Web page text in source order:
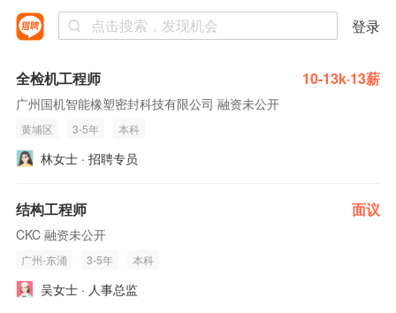
登录
全检机工程师 10-13k·13薪
广州国机智能橡塑密封科技有限公司 融资未公开
黄埔区 3-5年 本科
林女士 · 招聘专员
结构工程师 面议
CKC 融资未公开
广州-东涌 3-5年 本科
吴女士 · 人事总监